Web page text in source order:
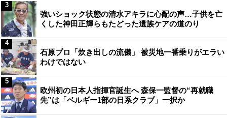
強いショック状態の清水アキラに心配の声…子供を亡
くした神田正輝らもたどった遺族ケアの道のり
3
石原プロ「炊き出しの流儀」 被災地一番乗りがエラい
わけではない
4
欧州初の日本人指揮官誕生へ 森保一監督の“再就職
先”は「ベルギー1部の日系クラブ」一択か
5